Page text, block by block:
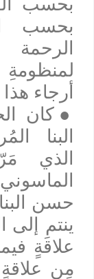
بحسب
أرجاء هذا
●كان
البنا
الذي
حسن
ينتمِ إلى
علاقةٍ
مِن